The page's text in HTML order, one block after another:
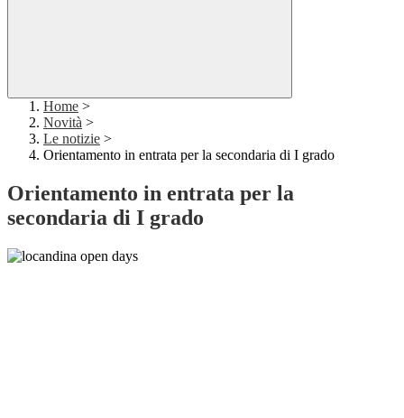
Home >
Novità >
Le notizie >
Orientamento in entrata per la secondaria di I grado
Orientamento in entrata per la
secondaria di I grado